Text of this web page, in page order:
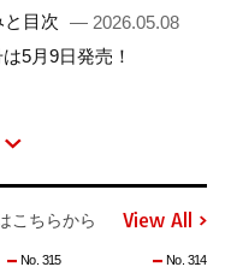
と目次 — 2026.05.08
5月9日発売！
こちらから View All
No. 315 No. 314